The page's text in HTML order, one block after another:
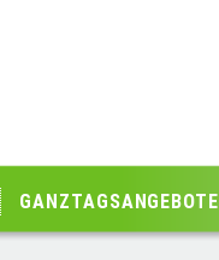
GANZTAGSANGEBOTE